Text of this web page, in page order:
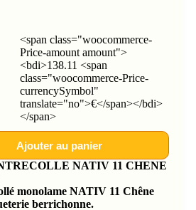
<span class="woocommerce-
Price-amount amount">
<bdi>138.11 <span
class="woocommerce-Price-
currencySymbol"
translate="no">€</span></bdi>
</span>
Ajouter au panier
NATIV 11 CHENE
monolame NATIV 11 Chêne
berrichonne.